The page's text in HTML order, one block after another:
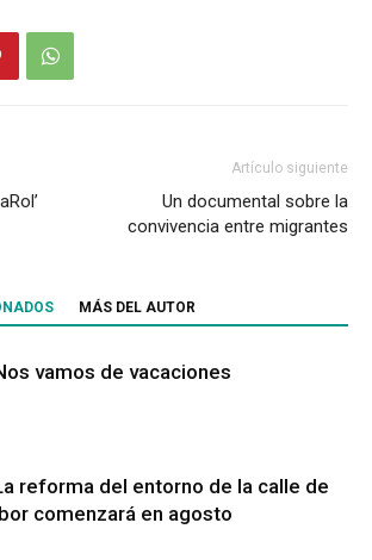
Artículo siguiente
Un documental sobre la
convivencia entre migrantes
MÁS DEL AUTOR
vamos de vacaciones
reforma del entorno de la calle de
comenzará en agosto